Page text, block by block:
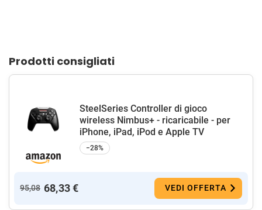
Prodotti consigliati
SteelSeries Controller di gioco
wireless Nimbus+ - ricaricabile - per
iPhone, iPad, iPod e Apple TV
−28%
95,08 68,33 € VEDI OFFERTA